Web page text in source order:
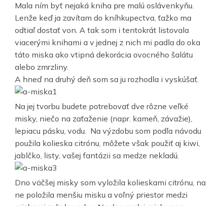
Mala ním byť nejaká kniha pre malú oslávenkyňu.
Lenže keď ja zavítam do kníhkupectva, ťažko ma
odtiaľ dostať von. A tak som i tentokrát listovala
viacerými knihami a v jednej z nich mi padla do oka
táto miska ako vtipná dekorácia ovocného šalátu
alebo zmrzliny.
A hneď na druhý deň som sa ju rozhodla i vyskúšať.
Na jej tvorbu budete potrebovať dve rôzne veľké
misky, niečo na zaťaženie (napr. kameň, závažie),
lepiacu pásku, vodu. Na výzdobu som podľa návodu
použila kolieska citrónu, môžete však použiť aj kiwi,
jablčko, listy, vašej fantázii sa medze nekladú.
Dno väčšej misky som vyložila kolieskami citrónu, na
ne položila menšiu misku a voľný priestor medzi